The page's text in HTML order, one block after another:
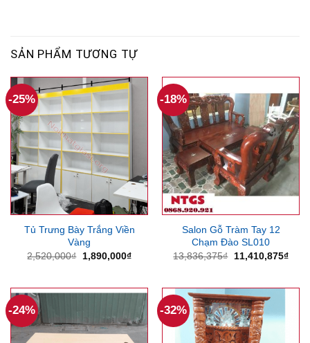
SẢN PHẨM TƯƠNG TỰ
-25%
Tủ Trưng Bày Trắng Viền
Vàng
2,520,000₫
Giá
1,890,000₫Giá
1,890,000₫.
-18%
Salon Gỗ Tràm Tay 12
Chạm Đào SL010
13,836,375₫
Giá
11,410,875₫Giá
-24% -32%